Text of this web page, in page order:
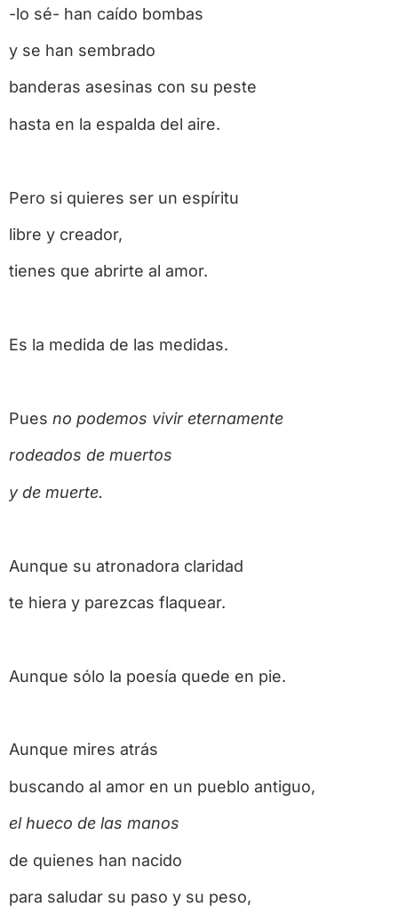
-lo sé- han caído bombas
y se han sembrado
banderas asesinas con su peste
hasta en la espalda del aire.
Pero si quieres ser un espíritu
libre y creador,
tienes que abrirte al amor.
Es la medida de las medidas.
Pues no podemos vivir eternamente
rodeados de muertos
y de muerte.
Aunque su atronadora claridad
te hiera y parezcas flaquear.
Aunque sólo la poesía quede en pie.
Aunque mires atrás
buscando al amor en un pueblo antiguo,
el hueco de las manos
de quienes han nacido
para saludar su paso y su peso,